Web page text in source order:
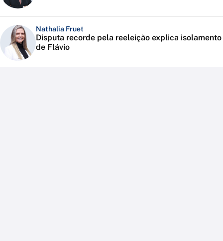
Nathalia Fruet
Disputa recorde pela reeleição explica isolamento
de Flávio